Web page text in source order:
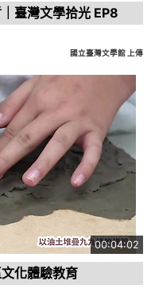
臺灣文學拾光 EP8
國立臺灣文學館 上傳
00:04:02
化體驗教育